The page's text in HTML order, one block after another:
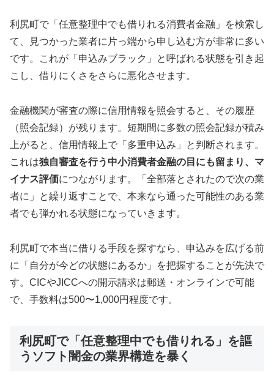
利尻町で「任意整理中でも借りれる消費者金融」を検索し
て、見つかった業者に片っ端から申し込む方が非常に多い
です。これが「申込みブラック」と呼ばれる状態を引き起
こし、借りにくさをさらに悪化させます。
金融機関が審査の際に信用情報を照会すると、その履歴
（照会記録）が残ります。短期間に多数の照会記録が積み
上がると、信用情報上で「多重申込み」と判断されます。
これは独自審査を行う中小消費者金融の目にも留まり、マ
イナス評価につながります。「全部落とされたので次の業
者に」と繰り返すことで、本来なら通った可能性のある業
者でも弾かれる状態になっていきます。
利尻町で本当に借りる手段を探すなら、申込みを広げる前
に「自分が今どの状態にあるか」を把握することが先決で
す。CICやJICCへの開示請求は郵送・オンラインで可能
で、手数料は500〜1,000円程度です。
利尻町で「任意整理中でも借りれる」を謳
うソフト闇金の業界構造を暴く